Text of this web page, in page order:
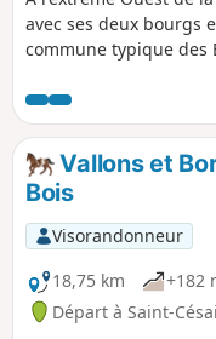
avec ses deux bourgs
commune typique des
boisés et de champs
de belles perspectives
Martin de Louzac et
découvrira deux
du Ri Bellot et la Vallée
Vallons et
Bois
Visorandonneur
18,75 km
+182
Départ à Saint-